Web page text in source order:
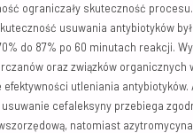
ograniczały skuteczność
usuwania antybiotyków
do 87% po 60 minutach reakcji.
oraz związków organicznych
utleniania antybiotyków.
usuwanie cefaleksyny przebiega
natomiast